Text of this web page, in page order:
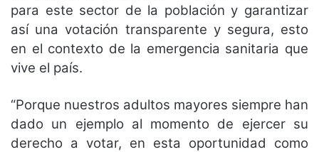
para este sector de la población y garantizar
así una votación transparente y segura, esto
en el contexto de la emergencia sanitaria que
vive el país.
“Porque nuestros adultos mayores siempre han
dado un ejemplo al momento de ejercer su
derecho a votar, en esta oportunidad como